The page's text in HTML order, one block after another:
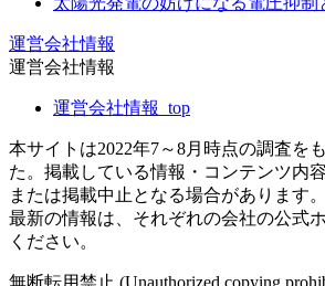
運営会社情報
運営会社情報
運営会社情報_top
本サイトは2022年7～8月時点の調査を
た。掲載している情報・コンテンツ内
または掲載中止となる場合があります。
最新の情報は、それぞれの会社の公式
ください。